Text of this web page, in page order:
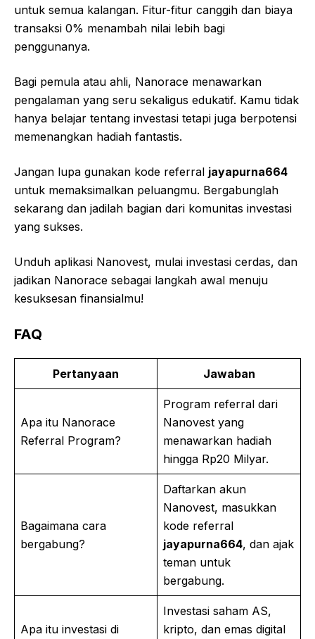
untuk semua kalangan. Fitur-fitur canggih dan biaya
transaksi 0% menambah nilai lebih bagi
penggunanya.
Bagi pemula atau ahli, Nanorace menawarkan
pengalaman yang seru sekaligus edukatif. Kamu tidak
hanya belajar tentang investasi tetapi juga berpotensi
memenangkan hadiah fantastis.
Jangan lupa gunakan kode referral jayapurna664
untuk memaksimalkan peluangmu. Bergabunglah
sekarang dan jadilah bagian dari komunitas investasi
yang sukses.
Unduh aplikasi Nanovest, mulai investasi cerdas, dan
jadikan Nanorace sebagai langkah awal menuju
kesuksesan finansialmu!
FAQ
Pertanyaan Jawaban
Apa itu Nanorace
Referral Program?
Program referral dari
Nanovest yang
menawarkan hadiah
hingga Rp20 Milyar.
Bagaimana cara
bergabung?
Daftarkan akun
Nanovest, masukkan
kode referral
jayapurna664, dan ajak
teman untuk
bergabung.
Apa itu investasi di
Investasi saham AS,
kripto, dan emas digital